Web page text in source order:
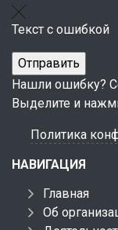
Текст с ошибкой
Нашли ошибку?
Выделите и
Политика
НАВИГАЦИЯ
Главная
Об